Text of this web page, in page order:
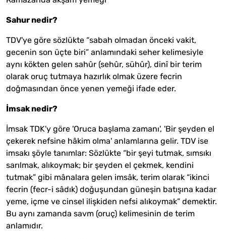
Sahur nedir?
TDV'ye göre sözlükte “sabah olmadan önceki vakit,
gecenin son üçte biri” anlamındaki seher kelimesiyle
aynı kökten gelen sahûr (sehûr, sühûr), dinî bir terim
olarak oruç tutmaya hazırlık olmak üzere fecrin
doğmasından önce yenen yemeği ifade eder.
İmsak nedir?
İmsak TDK'y göre 'Oruca başlama zamanı', 'Bir şeyden el
çekerek nefsine hâkim olma' anlamlarına gelir. TDV ise
imsakı şöyle tanımlar: Sözlükte “bir şeyi tutmak, sımsıkı
sarılmak, alıkoymak; bir şeyden el çekmek, kendini
tutmak” gibi mânalara gelen imsâk, terim olarak “ikinci
fecrin (fecr-i sâdık) doğuşundan güneşin batışına kadar
yeme, içme ve cinsel ilişkiden nefsi alıkoymak” demektir.
Bu aynı zamanda savm (oruç) kelimesinin de terim
anlamıdır.